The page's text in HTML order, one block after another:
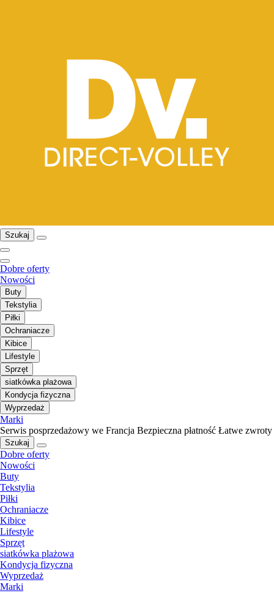
Szukaj
Dobre oferty
Nowości
Buty
Tekstylia
Piłki
Ochraniacze
Kibice
Lifestyle
Sprzęt
siatkówka plażowa
Kondycja fizyczna
Wyprzedaż
Marki
Serwis posprzedażowy we Francja Bezpieczna płatność Łatwe zwroty
Szukaj
Dobre oferty
Nowości
Buty
Tekstylia
Piłki
Ochraniacze
Kibice
Lifestyle
Sprzęt
siatkówka plażowa
Kondycja fizyczna
Wyprzedaż
Marki